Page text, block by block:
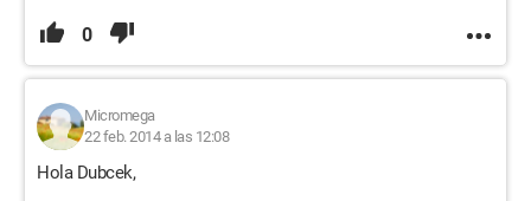
0
Micromega
22 feb. 2014 a las 12:08
Hola Dubcek,